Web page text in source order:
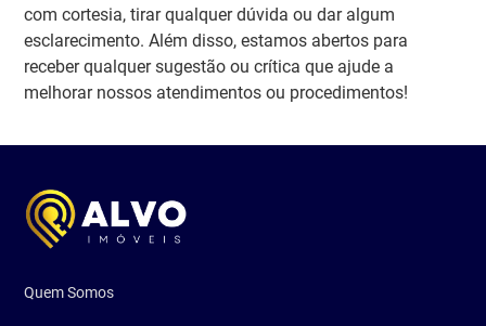
com cortesia, tirar qualquer dúvida ou dar algum
esclarecimento. Além disso, estamos abertos para
receber qualquer sugestão ou crítica que ajude a
melhorar nossos atendimentos ou procedimentos!
Quem Somos